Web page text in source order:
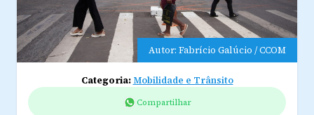
Autor: Fabrício Galúcio / CCOM
Categoria:Mobilidade e Trânsito
Compartilhar